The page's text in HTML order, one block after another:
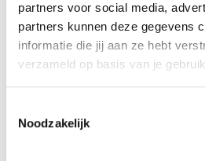
partners voor social media,
partners kunnen deze gegevens
informatie die jij aan ze hebt
verzameld op basis van je
Noodzakelijk
Vragen? Neem